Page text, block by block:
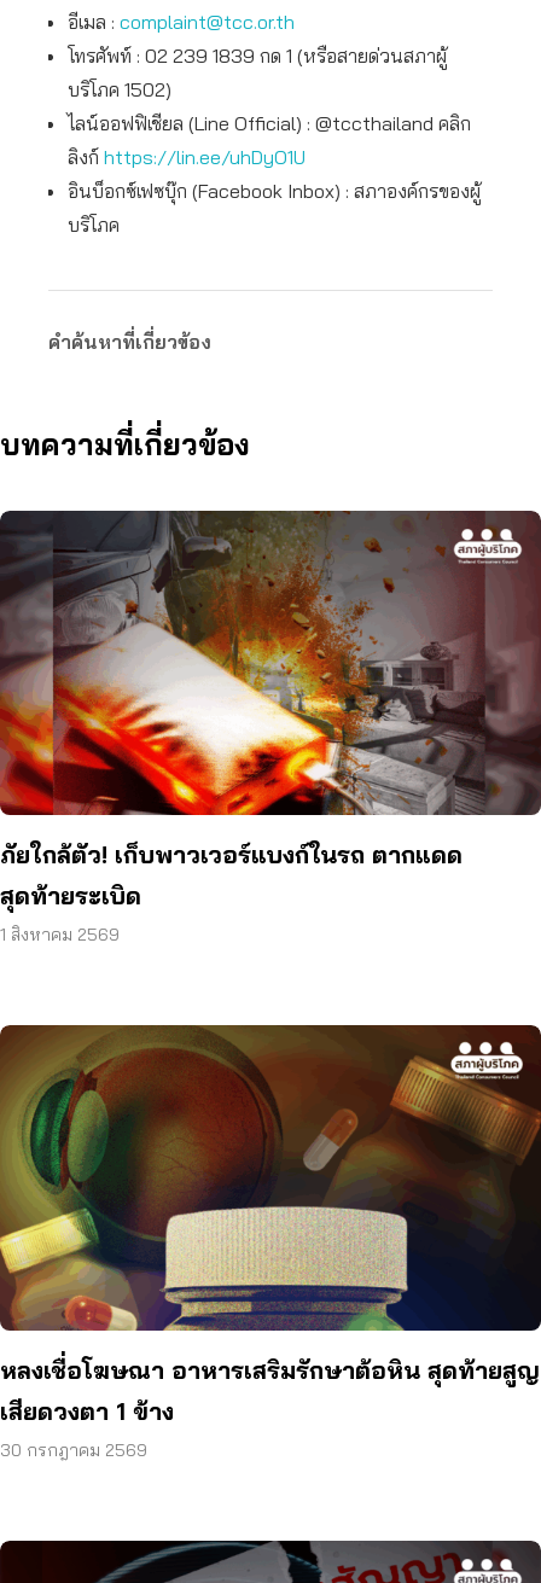
อีเมล : complaint@tcc.or.th
โทรศัพท์ : 02 239 1839 กด 1 (หรือสายด่วนสภาผู้
บริโภค 1502)
ไลน์ออฟฟิเชียล (Line Official) : @tccthailand คลิก
ลิงก์ https://lin.ee/uhDyO1U
อินบ็อกซ์เฟซบุ๊ก (Facebook Inbox) ​: สภาองค์กรของผู้
บริโภค
คำค้นหาที่เกี่ยวข้อง
บทความที่เกี่ยวข้อง
ภัยใกล้ตัว! เก็บพาวเวอร์แบงก์ในรถ ตากแดด
สุดท้ายระเบิด
1 สิงหาคม 2569
หลงเชื่อโฆษณา อาหารเสริมรักษาต้อหิน สุดท้ายสูญ
เสียดวงตา 1 ข้าง
30 กรกฎาคม 2569